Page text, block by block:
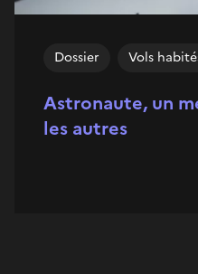
Astronaute, un
les autres
Dossier Vols